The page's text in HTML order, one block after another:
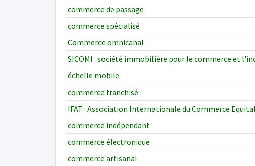
commerce de passage
commerce spécialisé
Commerce omnicanal
SICOMI : société immobilière pour le commerce et
échelle mobile
commerce franchisé
IFAT : Association Internationale du Commerce
commerce indépendant
commerce électronique
commerce artisanal